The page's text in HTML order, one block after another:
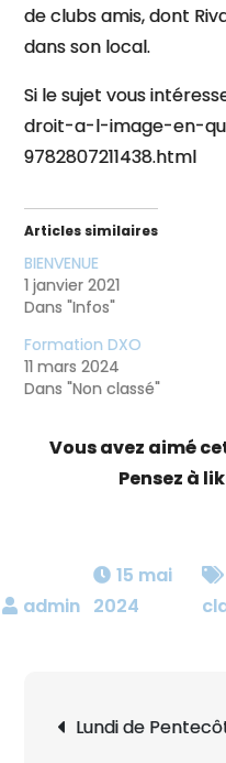
de clubs amis, dont
dans son local.
Si le sujet vous
droit-a-l-image-en-
9782807211438.html
Articles similaires
BIENVENUE
1 janvier 2021
Dans "Infos"
Formation DXO
11 mars 2024
Dans "Non classé"
Vous avez aimé
Pensez à
15 mai
2024
deLundi de